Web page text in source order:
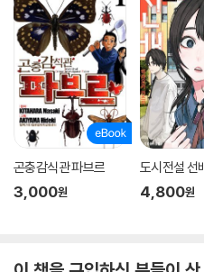
곤충감식관 파브르
3,000원
도시전설 선
4,800원